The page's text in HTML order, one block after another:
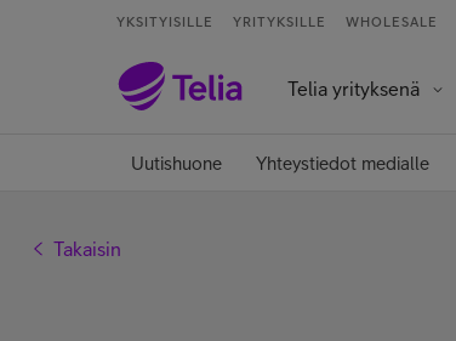
YKSITYISILLE YRITYKSILLE WHOLESALE
Telia yrityksenä
Uutishuone Yhteystiedot medialle
Takaisin